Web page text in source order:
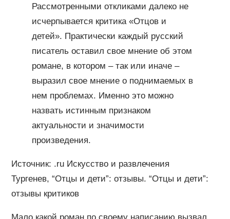
Рассмотренными откликами далеко не
исчерпывается критика «Отцов и
детей». Практически каждый русский
писатель оставил свое мнение об этом
романе, в котором – так или иначе –
выразил свое мнение о поднимаемых в
нем проблемах. Именно это можно
назвать истинным признаком
актуальности и значимости
произведения.
Источник: .ru Искусство и развлечения
Тургенев, “Отцы и дети”: отзывы. “Отцы и дети”:
отзывы критиков